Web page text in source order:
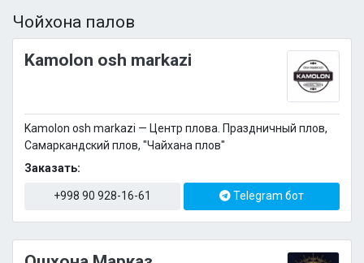
Чойхона палов
Kamolon osh markazi
Kamolon osh markazi — Центр плова. Праздничный плов,
Самаркандский плов, "Чайхана плов"
Заказать:
+998 90 928-16-61 Telegram бот